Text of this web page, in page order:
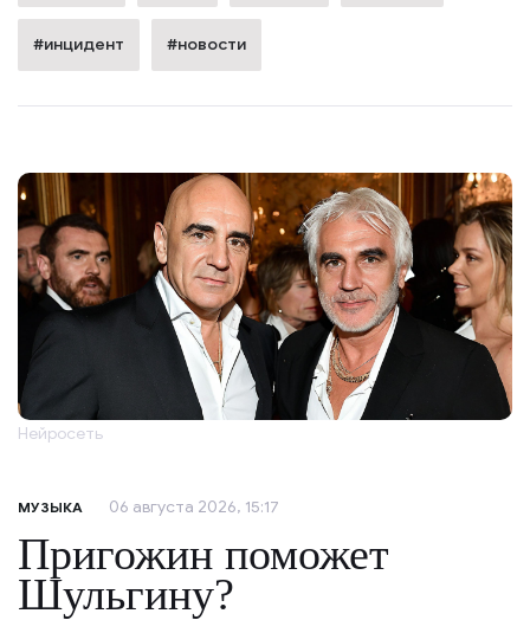
#инцидент #новости
Нейросеть
МУЗЫКА 06 августа 2026, 15:17
Пригожин поможет
Шульгину?